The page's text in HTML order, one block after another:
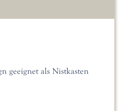
geeignet als Nistkasten